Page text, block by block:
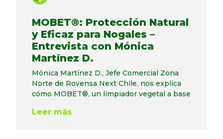
MOBET®: Protección Natural
y Eficaz para Nogales –
Entrevista con Mónica
Martínez D.
Mónica Martínez D., Jefe Comercial Zona
Norte de Rovensa Next Chile, nos explica
cómo MOBET®, un limpiador vegetal a base
Leer más